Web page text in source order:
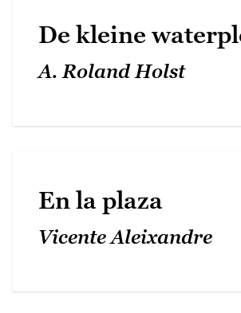
De kleine
A. Roland Holst
En la plaza
Vicente Aleixandre